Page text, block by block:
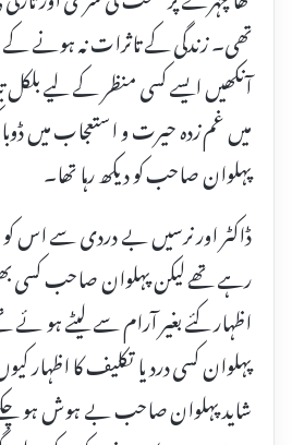
تھی۔ زندگی کے تاثرات نہ ہونے
آنکھیں ایسے کسی منظر کے لیے
میں غم زدہ حیرت و استعجاب میں
پہلوان صاحب کو دیکھ رہا تھا۔
ڈاکٹر اور نرسیں بے دردی سے اس کو
رہے تھے لیکن پہلوان صاحب کسی
اظہار کئے بغیر آرام سے لیٹے ہو ئے
پہلوان کسی درد یا تکلیف کا اظہار
شاید پہلوان صاحب بے ہوش ہو